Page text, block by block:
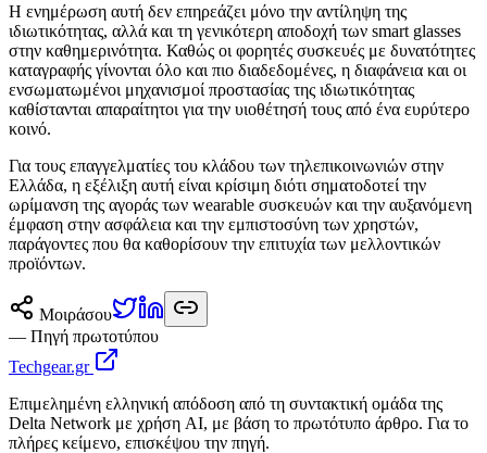
Η ενημέρωση αυτή δεν επηρεάζει μόνο την αντίληψη της
ιδιωτικότητας, αλλά και τη γενικότερη αποδοχή των smart glasses
στην καθημερινότητα. Καθώς οι φορητές συσκευές με δυνατότητες
καταγραφής γίνονται όλο και πιο διαδεδομένες, η διαφάνεια και οι
ενσωματωμένοι μηχανισμοί προστασίας της ιδιωτικότητας
καθίστανται απαραίτητοι για την υιοθέτησή τους από ένα ευρύτερο
κοινό.
Για τους επαγγελματίες του κλάδου των τηλεπικοινωνιών στην
Ελλάδα, η εξέλιξη αυτή είναι κρίσιμη διότι σηματοδοτεί την
ωρίμανση της αγοράς των wearable συσκευών και την αυξανόμενη
έμφαση στην ασφάλεια και την εμπιστοσύνη των χρηστών,
παράγοντες που θα καθορίσουν την επιτυχία των μελλοντικών
προϊόντων.
Μοιράσου
— Πηγή πρωτοτύπου
Techgear.gr
Επιμελημένη ελληνική απόδοση από τη συντακτική ομάδα της
Delta Network με χρήση AI, με βάση το πρωτότυπο άρθρο. Για το
πλήρες κείμενο, επισκέψου την πηγή.